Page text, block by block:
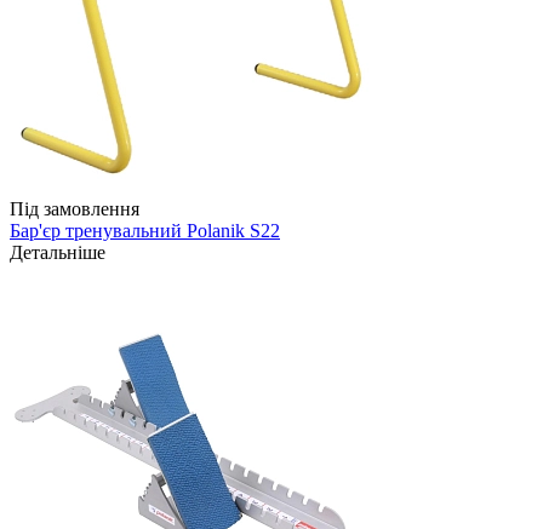
Під замовлення
Бар'єр тренувальний Polanik S22
Детальніше